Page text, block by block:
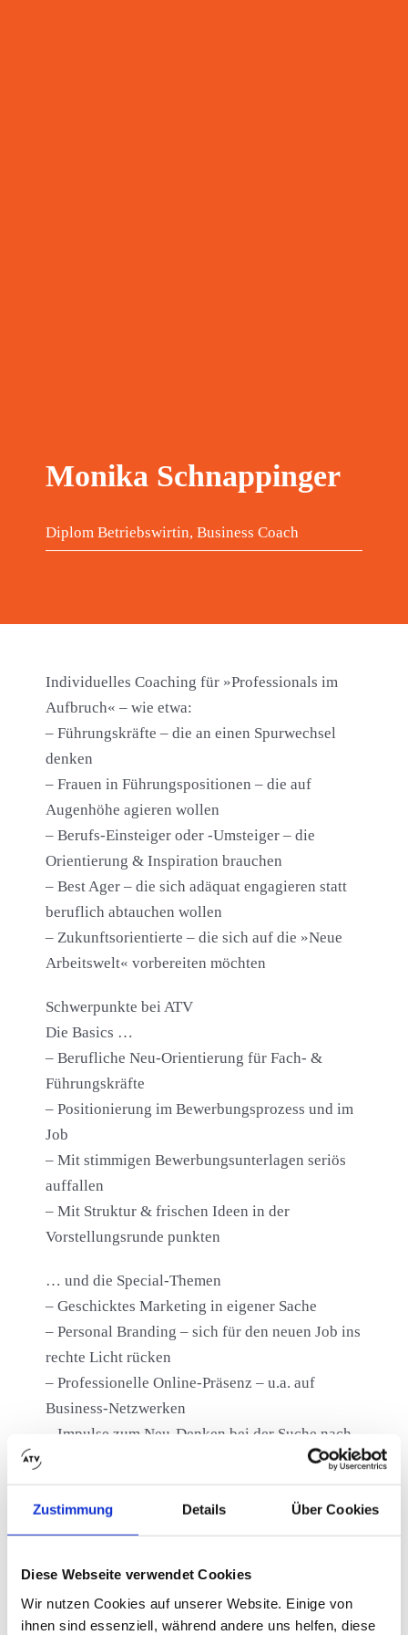
Zustimmung Details Über Cookies
Diese Webseite verwendet Cookies
Wir nutzen Cookies auf unserer Website. Einige von
ihnen sind essenziell, während andere uns helfen, diese
Monika Schnappinger
Diplom Betriebswirtin, Business Coach
Individuelles Coaching für »Professionals im
Aufbruch« – wie etwa:
– Führungskräfte – die an einen Spurwechsel
denken
– Frauen in Führungspositionen – die auf
Augenhöhe agieren wollen
– Berufs-Einsteiger oder -Umsteiger – die
Orientierung & Inspiration brauchen
– Best Ager – die sich adäquat engagieren statt
beruflich abtauchen wollen
– Zukunftsorientierte – die sich auf die »Neue
Arbeitswelt« vorbereiten möchten
Schwerpunkte bei ATV
Die Basics …
– Berufliche Neu-Orientierung für Fach- &
Führungskräfte
– Positionierung im Bewerbungsprozess und im
Job
– Mit stimmigen Bewerbungsunterlagen seriös
auffallen
– Mit Struktur & frischen Ideen in der
Vorstellungsrunde punkten
… und die Special-Themen
– Geschicktes Marketing in eigener Sache
– Personal Branding – sich für den neuen Job ins
rechte Licht rücken
– Professionelle Online-Präsenz – u.a. auf
Business-Netzwerken
– Impulse zum Neu-Denken bei der Suche nach
– Leise überzeugen
– Berufliche Entwicklung selbst in die Hand
nehmen
Wissensdurst rund um Formalien & Prozesse